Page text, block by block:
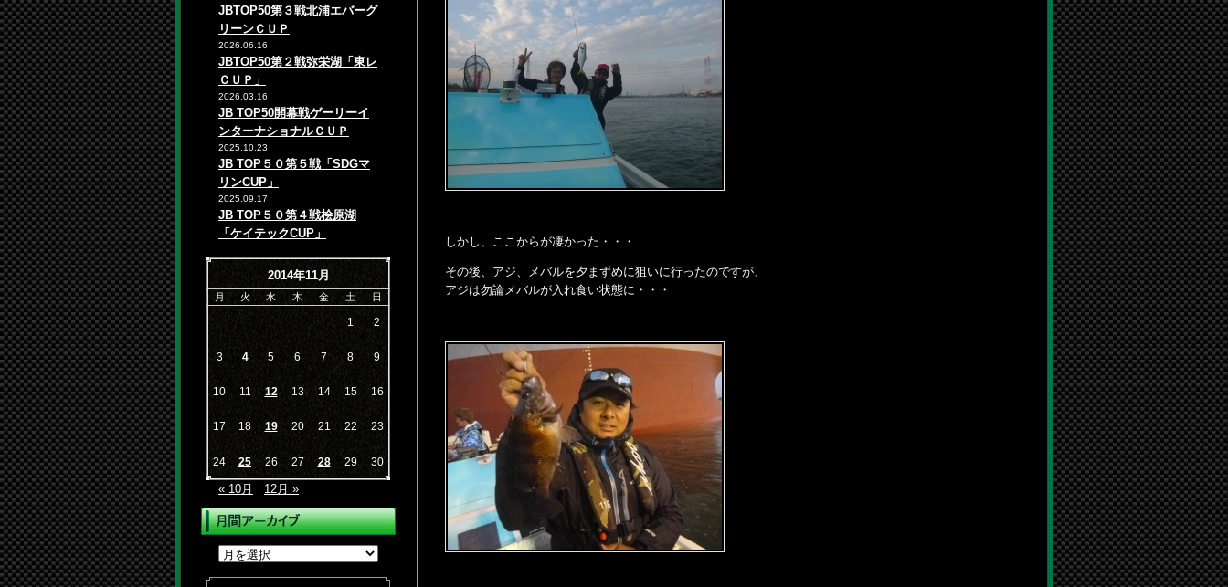
JBTOP50第３戦北浦エバーグ
リーンＣＵＰ
2026.06.16
JBTOP50第２戦弥栄湖「東レ
ＣＵＰ」
2026.03.16
JB TOP50開幕戦ゲーリーイ
ンターナショナルＣＵＰ
2025.10.23
JB TOP５０第５戦「SDGマ
リンCUP」
2025.09.17
JB TOP５０第４戦桧原湖
「ケイテックCUP」
2014年11月
月 火 水 木 金 土 日
1 2
3 4 5 6 7 8 9
10 11 12 13 14 15 16
17 18 19 20 21 22 23
24 25 26 27 28 29 30
« 10月 12月 »
しかし、ここからが凄かった・・・
その後、アジ、メバルを夕まずめに狙いに行ったのですが、
アジは勿論メバルが入れ食い状態に・・・